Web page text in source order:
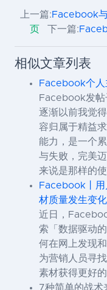
上一篇:Facebook
页
下一篇:
相似文章列表
Facebook个人
Facebook发帖
逐渐以前我觉
容归属于精益
能力，是一个
与失败，完美
来说是那样的使
Facebook丨用
材质量发生变化
近日，
索「数据驱动
何在网上发现
为营销人员寻
素材获得更好
7种简单的战